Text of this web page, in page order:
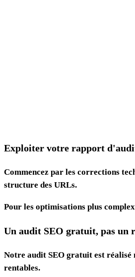
Exploiter votre rapport
Commencez par les corrections
structure des URLs.
Pour les optimisations plus
Un audit SEO gratuit, pas un
Notre audit SEO gratuit est réalisé
rentables.